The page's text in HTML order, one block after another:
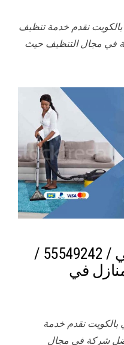
نقدم خدمة تنظيف
في مجال التنظيف حيث
تنظيف منازل السالمي / 55549242 /
في
نقدم خدمة
شركة في مجال